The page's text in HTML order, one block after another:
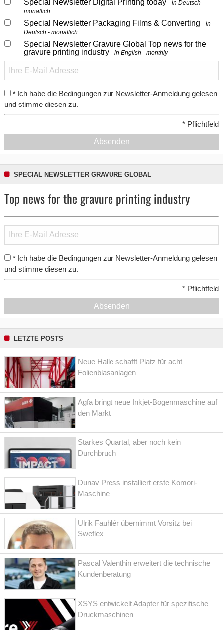
Special Newsletter Digital Printing today
in Deutsch -
monatlich
Special Newsletter Packaging Films & Converting
in
Deutsch - monatlich
Special Newsletter Gravure Global Top news for the
gravure printing industry
in English - monthly
* Ich habe die Bedingungen zur Newsletter-Anmeldung gelesen
und stimme diesen zu.
* Pflichtfeld
Absenden
SPECIAL NEWSLETTER GRAVURE GLOBAL
Top news for the gravure printing industry
* Ich habe die Bedingungen zur Newsletter-Anmeldung gelesen
und stimme diesen zu.
* Pflichtfeld
Absenden
LETZTE POSTS
Neue Halle schafft Platz für acht
Folienblasanlagen
Agfa bringt neue Inkjet-Bogenmaschine auf
den Markt
Starkes Quartal, aber noch kein
Durchbruch
Dunav Press installiert erste Komori-
Maschine
Ulrik Fauhlér übernimmt Vorsitz bei
Sweflex
Pascal Valenthin erweitert die technische
Kundenberatung
XSYS entwickelt Adapter für spezifische
Druckmaschinen